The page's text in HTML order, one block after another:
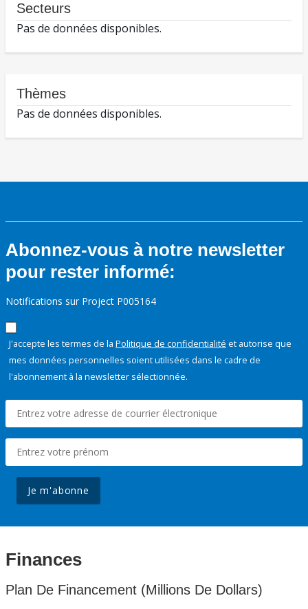
Secteurs
Pas de données disponibles.
Thèmes
Pas de données disponibles.
Abonnez-vous à notre newsletter
pour rester informé:
Notifications sur Project P005164
J'accepte les termes de la Politique de confidentialité et autorise que
mes données personnelles soient utilisées dans le cadre de
l'abonnement à la newsletter sélectionnée.
Je m'abonne
Finances
Plan De Financement (Millions De Dollars)